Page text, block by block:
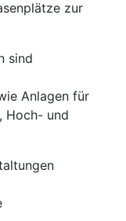
zur
sind
Anlagen für
Hoch- und